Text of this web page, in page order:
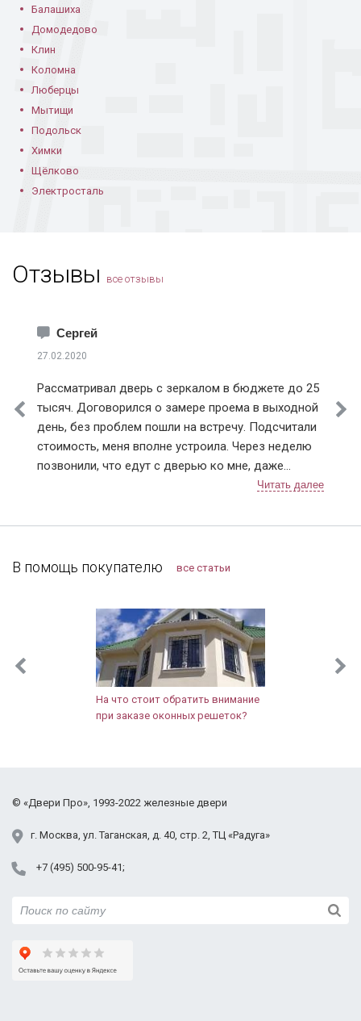
Балашиха
Домодедово
Клин
Коломна
Люберцы
Мытищи
Подольск
Химки
Щёлково
Электросталь
Отзывы все отзывы
Сергей
27.02.2020
Рассматривал дверь с зеркалом в бюджете до 25
тысяч. Договорился о замере проема в выходной
день, без проблем пошли на встречу. Подсчитали
стоимость, меня вполне устроила. Через неделю
позвонили, что едут с дверью ко мне, даже
немного раньше приехали, пришлось им меня
прошла установка, крупный мусор весь убрали
советы по уходу за дверью, чтобы замки не
двери новая просто восхищает! Шумов с
лестницы не слышно, не задувает, значит
запенена хорошо, щелей тоже нет. Внешний вид
презентабельный, тут замечаний нет. Зеркало для
нашей прихожей очень кстати, так как места мало.
Правда когда выносишь велосипед или коляску,
В помощь покупателю все статьи
На что стоит обратить внимание
при заказе оконных решеток?
г. Москва, ул. Таганская, д. 40, стр. 2, ТЦ «Радуга»
+7 (495) 500-95-41
© «Двери Про», 1993-2022 железные двери